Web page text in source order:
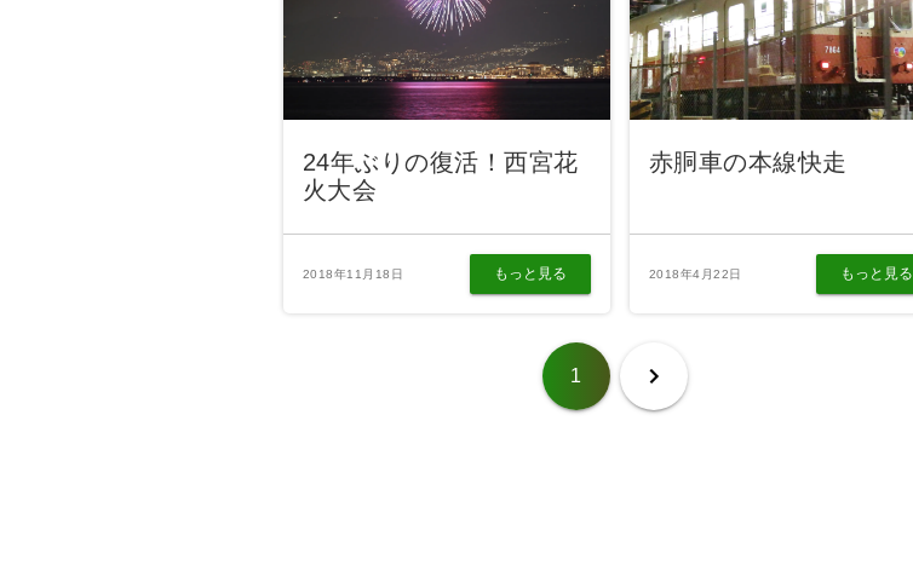
24年ぶりの復活！西宮花
火大会
2018年11月18日 もっと見る
赤胴車の本線快走
2018年4月22日 もっと見る
1